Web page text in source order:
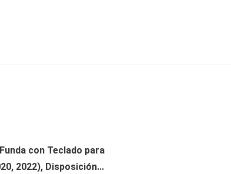
con Teclado para
2022), Disposición...